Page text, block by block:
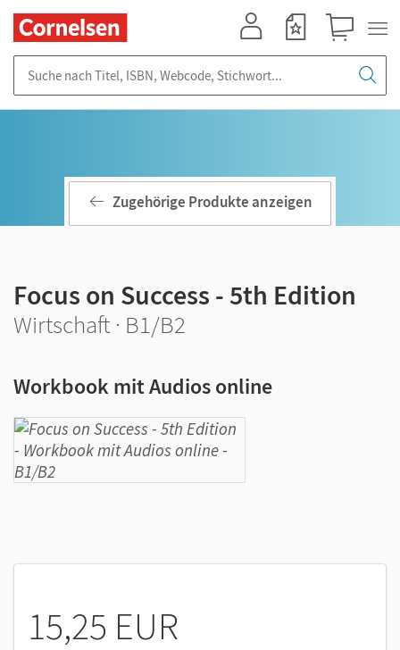
Zugehörige Produkte anzeigen
Focus on Success - 5th Edition
Wirtschaft · B1/B2
Workbook mit Audios online
15,25 EUR